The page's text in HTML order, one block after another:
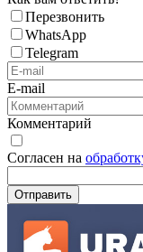
Перезвонить
WhatsApp
Telegram
E-mail
Комментарий
Согласен на